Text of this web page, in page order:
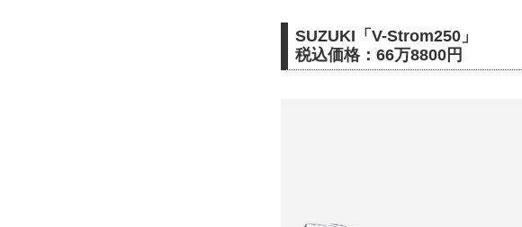
SUZUKI「V-Strom250」
税込価格：66万8800円